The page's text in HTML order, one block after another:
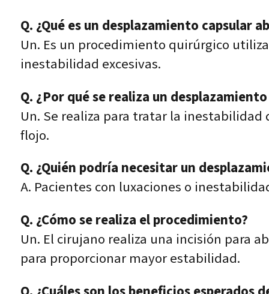
Q. ¿Qué es un desplazamiento capsular
Un. Es un procedimiento quirúrgico
inestabilidad excesivas.
Q. ¿Por qué se realiza un
Un. Se realiza para tratar la
flojo.
Q. ¿Quién podría necesitar un
A. Pacientes con luxaciones o
Q. ¿Cómo se realiza el procedimiento?
Un. El cirujano realiza una incisión para
para proporcionar mayor estabilidad.